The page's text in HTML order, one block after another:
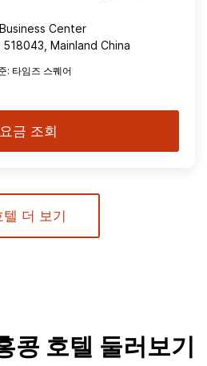
Center
Mainland China
: 타임즈 스퀘어
요금 조회
텔 더 보기
콩 호텔 둘러보기